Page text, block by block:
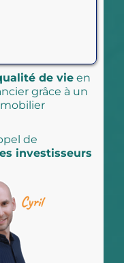
de vieen
grâce à un
de
investisseurs